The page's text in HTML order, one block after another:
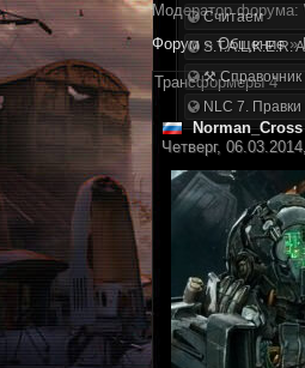
Считаем
S.T.A.L.K.E.R.
⚒ Справочник
NLC 7.
Модератор форума:
Форум » Общение »
Трансформеры 4
Norman_Cross
Четверг,